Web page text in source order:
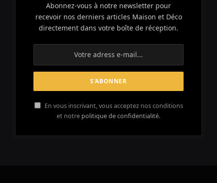
Abonnez-vous à notre newsletter pour
recevoir nos derniers articles Maison et Déco
directement dans votre boîte de réception.
En vous inscrivant, vous acceptez nos conditions
et notre politique de confidentialité.